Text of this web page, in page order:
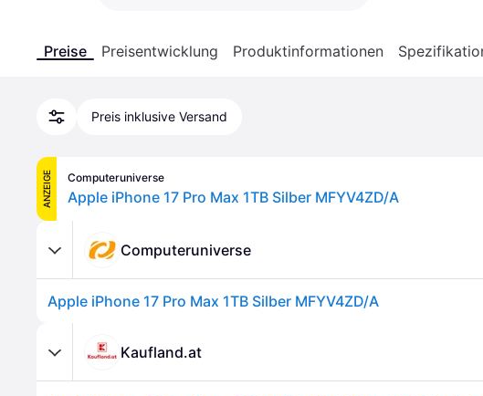
Preise Preisentwicklung Produktinformationen
Preis inklusive Versand
ANZEIGE Computeruniverse
Apple iPhone 17 Pro Max 1TB Silber MFYV4ZD/A
Computeruniverse
Apple iPhone 17 Pro Max 1TB Silber MFYV4ZD/A
Kaufland.at